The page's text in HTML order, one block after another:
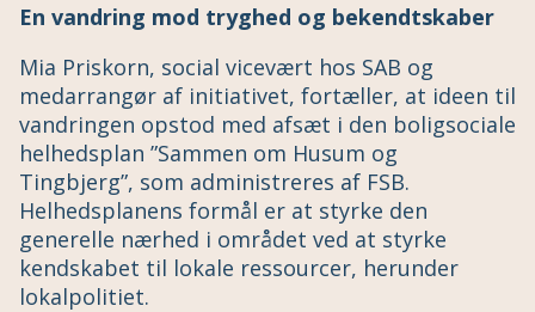
En vandring mod tryghed og bekendtskaber
Mia Priskorn, social vicevært hos SAB og
medarrangør af initiativet, fortæller, at ideen til
vandringen opstod med afsæt i den boligsociale
helhedsplan ”Sammen om Husum og
Tingbjerg”, som administreres af FSB.
Helhedsplanens formål er at styrke den
generelle nærhed i området ved at styrke
kendskabet til lokale ressourcer, herunder
lokalpolitiet.